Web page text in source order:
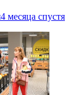
4 месяца спустя